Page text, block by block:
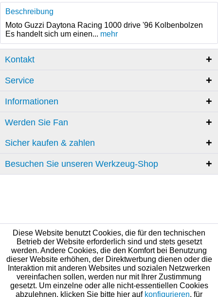
Beschreibung
Moto Guzzi Daytona Racing 1000 drive '96 Kolbenbolzen
Es handelt sich um einen... mehr
Kontakt
Service
Informationen
Werden Sie Fan
Sicher kaufen & zahlen
Besuchen Sie unseren Werkzeug-Shop
Diese Website benutzt Cookies, die für den technischen
Betrieb der Website erforderlich sind und stets gesetzt
werden. Andere Cookies, die den Komfort bei Benutzung
dieser Website erhöhen, der Direktwerbung dienen oder die
Interaktion mit anderen Websites und sozialen Netzwerken
vereinfachen sollen, werden nur mit Ihrer Zustimmung
gesetzt. Um einzelne oder alle nicht-essentiellen Cookies
abzulehnen, klicken Sie bitte hier auf konfigurieren, für